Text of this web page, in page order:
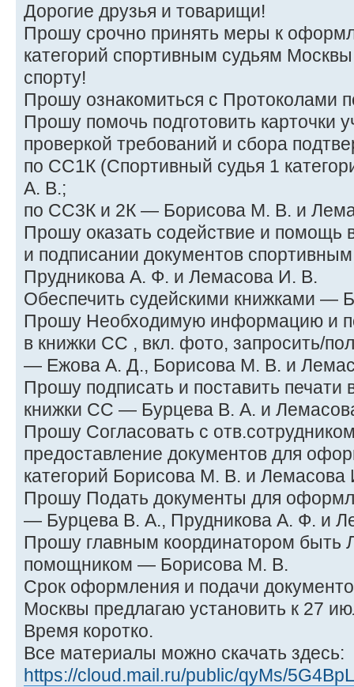
Дорогие друзья и товарищи!
Прошу срочно принять меры к
категорий спортивным судьям
спорту!
Прошу ознакомиться с Протоколами
Прошу помочь подготовить карточки
проверкой требований и сбора
по СС1К (Спортивный судья 1
А. В.;
по СС3К и 2К — Борисова М. В. и
Прошу оказать содействие и
и подписании документов
Прудникова А. Ф. и Лемасова И. В.
Обеспечить судейскими книжками —
Прошу Необходимую информацию и
в книжки СС , вкл. фото, запросить/
— Ежова А. Д., Борисова М. В. и
Прошу подписать и поставить печати
книжки СС — Бурцева В. А. и
Прошу Согласовать с
предоставление документов для
категорий Борисова М. В. и Лемасова
Прошу Подать документы для
— Бурцева В. А., Прудникова А. Ф. и
Прошу главным координатором быть
помощником — Борисова М. В.
Срок оформления и подачи
Москвы предлагаю установить к 27
Время коротко.
Все материалы можно скачать здесь:
https://cloud.mail.ru/public/qyMs/